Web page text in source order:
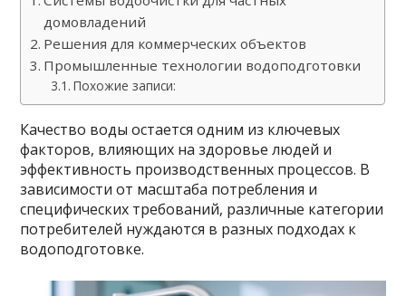
домовладений
Решения для коммерческих объектов
Промышленные технологии водоподготовки
Похожие записи:
Качество воды остается одним из ключевых
факторов, влияющих на здоровье людей и
эффективность производственных процессов. В
зависимости от масштаба потребления и
специфических требований, различные категории
потребителей нуждаются в разных подходах к
водоподготовке.